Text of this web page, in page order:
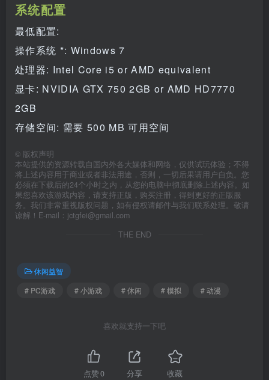
系统配置
最低配置:
操作系统 *: Windows 7
处理器: Intel Core i5 or AMD equivalent
显卡: NVIDIA GTX 750 2GB or AMD HD7770
2GB
存储空间: 需要 500 MB 可用空间
© 版权声明
本站提供的资源转载自国内外各大媒体和网络，仅供试玩体验；不得
将上述内容用于商业或者非法用途，否则，一切后果请用户自负。您
必须在下载后的24个小时之内，从您的电脑中彻底删除上述内容。如
果您喜欢该游戏内容，请支持正版，购买注册，得到更好的正版服
务。我们非常重视版权问题，如有侵权请邮件与我们联系处理。敬请
谅解！E-mail：jctgfei@gmail.com
THE END
休闲益智
# PC游戏
# 小游戏 # 休闲 # 模拟 # 动漫
喜欢就支持一下吧
点赞0 分享 收藏